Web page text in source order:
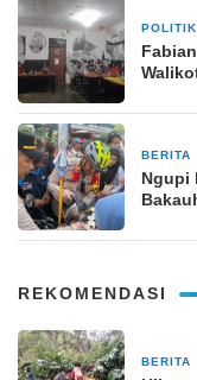
POLITIK
BERITA
Ngupi
REKOMENDASI
BERITA